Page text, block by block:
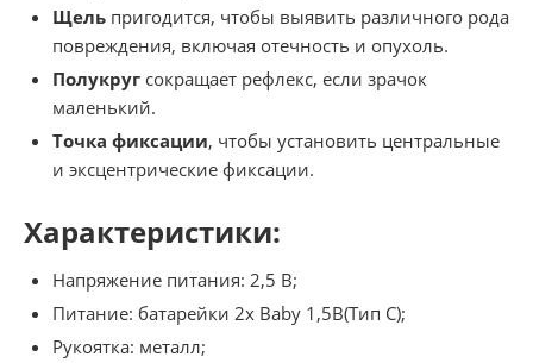
Щель пригодится, чтобы выявить различного рода
повреждения, включая отечность и опухоль.
Полукруг сокращает рефлекс, если зрачок
маленький.
Точка фиксации, чтобы установить центральные
и эксцентрические фиксации.
Характеристики:
Напряжение питания: 2,5 В;
Питание: батарейки 2х Baby 1,5В(Тип C);
Рукоятка: металл;